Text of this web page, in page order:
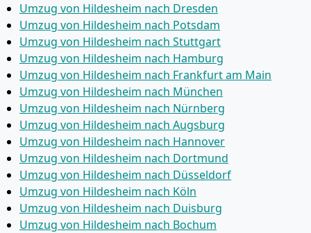
Umzug von Hildesheim nach Dresden
Umzug von Hildesheim nach Potsdam
Umzug von Hildesheim nach Stuttgart
Umzug von Hildesheim nach Hamburg
Umzug von Hildesheim nach Frankfurt am Main
Umzug von Hildesheim nach München
Umzug von Hildesheim nach Nürnberg
Umzug von Hildesheim nach Augsburg
Umzug von Hildesheim nach Hannover
Umzug von Hildesheim nach Dortmund
Umzug von Hildesheim nach Düsseldorf
Umzug von Hildesheim nach Köln
Umzug von Hildesheim nach Duisburg
Umzug von Hildesheim nach Bochum